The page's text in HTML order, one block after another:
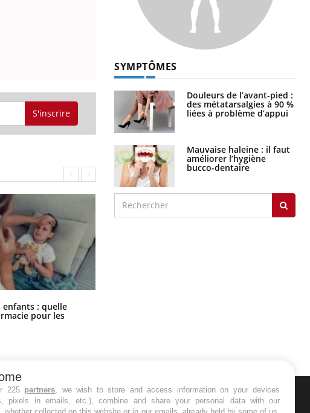
S'inscrire
enfants : quelle
pour les
SYMPTÔMES
Douleurs de l’avant-pied :
des métatarsalgies à 90 %
liées à problème d’appui
Mauvaise haleine : il faut
améliorer l’hygiène
bucco-dentaire
225 partners, we wish to store and access information on your devices
pixels in emails, etc.), combine and share your personal data with our